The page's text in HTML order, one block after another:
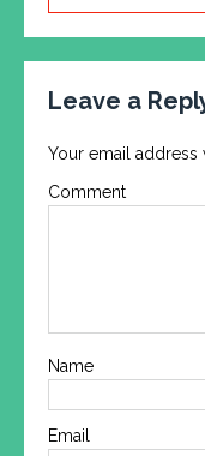
Leave a
Your email address
Comment
Name
Email